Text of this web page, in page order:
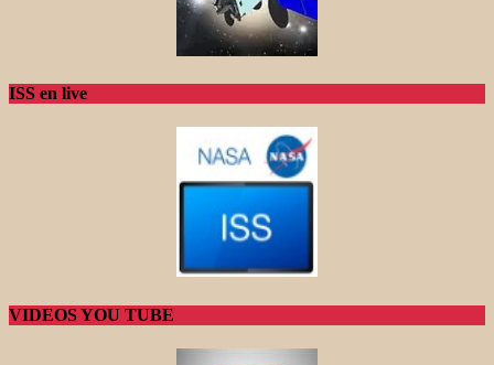
ISS en live
VIDEOS YOU TUBE